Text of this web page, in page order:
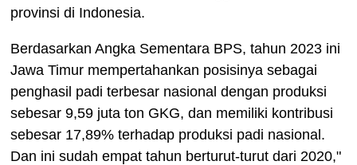
provinsi di Indonesia.
Berdasarkan Angka Sementara BPS, tahun 2023 ini
Jawa Timur mempertahankan posisinya sebagai
penghasil padi terbesar nasional dengan produksi
sebesar 9,59 juta ton GKG, dan memiliki kontribusi
sebesar 17,89% terhadap produksi padi nasional.
Dan ini sudah empat tahun berturut-turut dari 2020,"